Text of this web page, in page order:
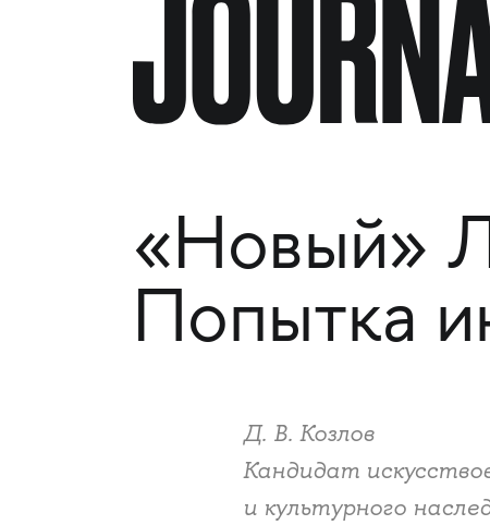
«Новый»
Попытка
Д. В. Козлов
Кандидат
и культурного